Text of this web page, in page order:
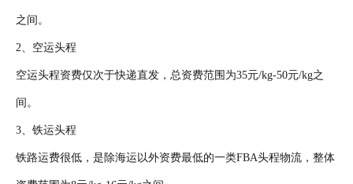
之间。
2、空运头程
空运头程资费仅次于快递直发，总资费范围为35元/kg-50元/kg之
间。
3、铁运头程
铁路运费很低，是除海运以外资费最低的一类FBA头程物流，整体